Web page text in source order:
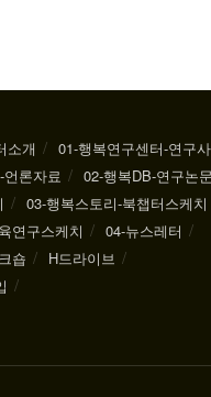
소개
01-행복연구센터-연구
론자료
02-행복DB-연구논문
03-행복스토리-북챕터스케치
연구스케치
04-뉴스레터
숍
H드라이브